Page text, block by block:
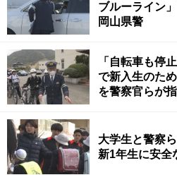
ブルーライン
岡山県警
「自転車も停
で新入生のた
を警察官らが
大学生と警察
新1年生に安